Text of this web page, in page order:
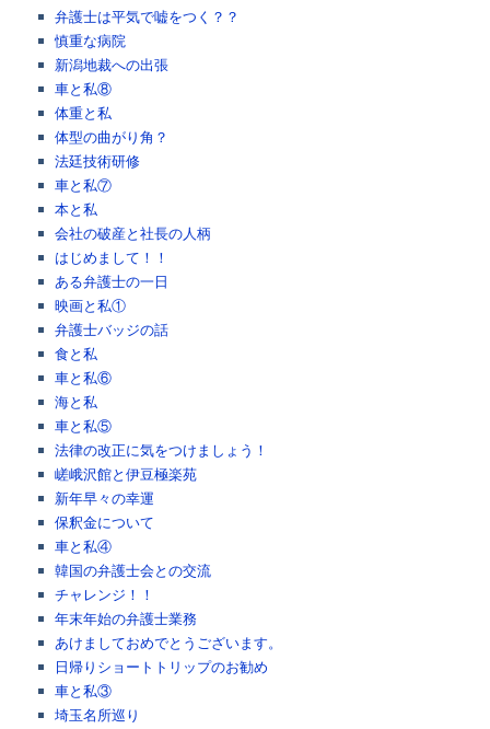
弁護士は平気で嘘をつく？？
慎重な病院
新潟地裁への出張
車と私⑧
体重と私
体型の曲がり角？
法廷技術研修
車と私⑦
本と私
会社の破産と社長の人柄
はじめまして！！
ある弁護士の一日
映画と私①
弁護士バッジの話
食と私
車と私⑥
海と私
車と私⑤
法律の改正に気をつけましょう！
嵯峨沢館と伊豆極楽苑
新年早々の幸運
保釈金について
車と私④
韓国の弁護士会との交流
チャレンジ！！
年末年始の弁護士業務
あけましておめでとうございます。
日帰りショートトリップのお勧め
車と私③
埼玉名所巡り